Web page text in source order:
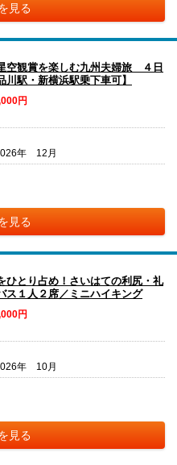
見る
空観賞を楽しむ九州夫婦旅 ４日
駅・新横浜駅乗下車可】
円
年 12月
見る
ひとり占め！さいはての利尻・礼
１人２席／ミニハイキング
円
年 10月
見る